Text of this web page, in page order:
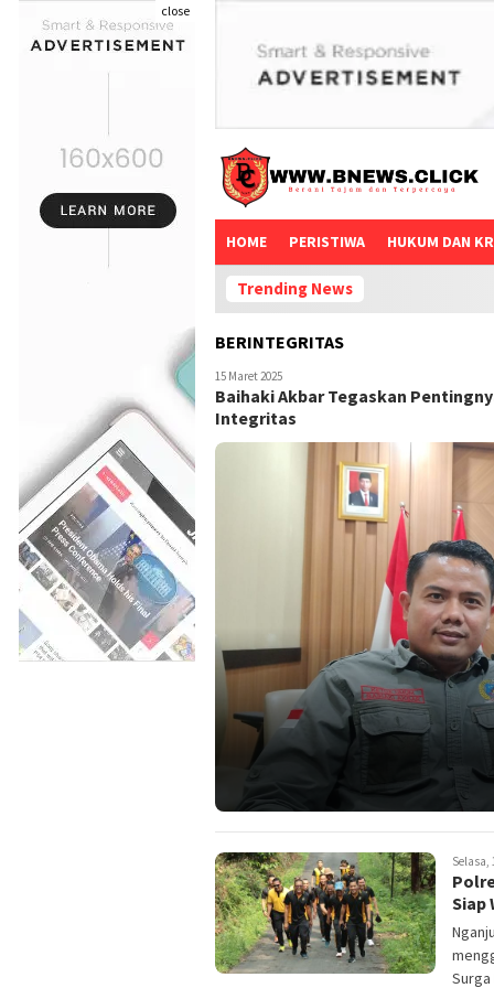
close
HOME PERISTIWA HUKUM DAN
Trending News
BERINTEGRITAS
15 Maret 2025
Baihaki Akbar Tegaskan
Integritas
Selasa,
Siap
Surga